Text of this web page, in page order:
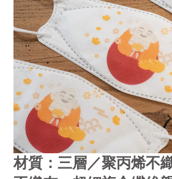
材質： 三層／聚丙烯不